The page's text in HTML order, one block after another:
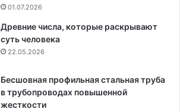
01.07.2026
Древние числа, которые раскрывают
суть человека
22.05.2026
Бесшовная профильная стальная труба
в трубопроводах повышенной
жесткости